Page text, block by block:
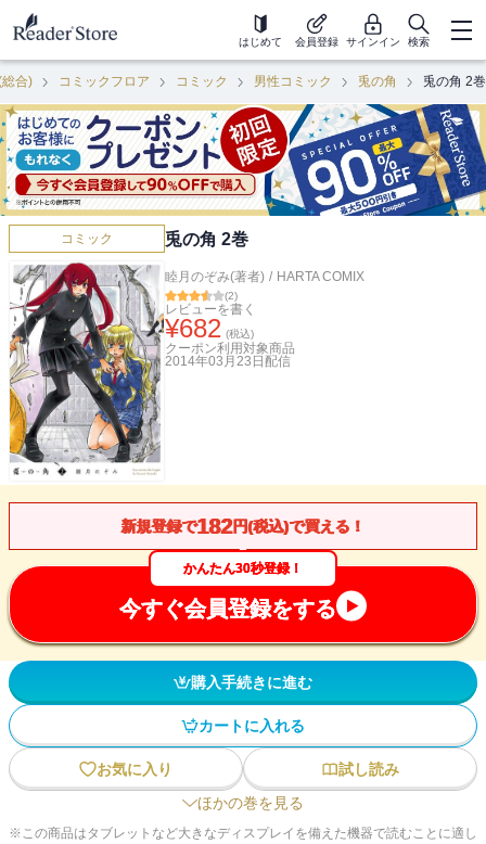
はじめて 会員登録 サインイン 検索
合) コミックフロア コミック 男性コミック 兎の角 兎の角 2巻
コミック 兎の角 2巻
睦月のぞみ(著者) / HARTA COMIX
(2)
レビューを書く
¥682 (税込)
クーポン利用対象商品
2014年03月23日 配信
新規登録で182円(税込)で買える！
かんたん30秒登録！
今すぐ会員登録をする
購入手続きに進む
カートに入れる
お気に入り
試し読み
ほかの巻を見る
※この商品はタブレットなど大きなディスプレイを備えた機器で読むことに適し